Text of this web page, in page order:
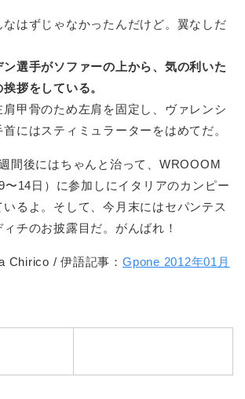
なはずじゃなかったんだけど。翼なしだ
選手がソファーの上から、気の利いた
拶をしている。
甲骨のため左肩を固定し、ヴァレンシ
にはスティミュラーターをはめてだ。
間後にはちゃんと治って、WROOOM
〜14日）に参加しにイタリアのカンピー
いるよ。そして、今月末にはセパンテス
ィチのお披露目だ。がんばれ！
Chirico / 伊語記事： Gpone 2012年01月